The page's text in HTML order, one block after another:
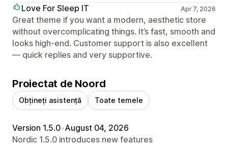
Love For Sleep IT
Apr 7, 2026
Great theme if you want a modern, aesthetic store
without overcomplicating things. It’s fast, smooth and
looks high-end. Customer support is also excellent
— quick replies and very supportive.
Proiectat de Noord
Obțineți asistență Toate temele
Version 1.5.0•August 04, 2026
Nordic 1.5.0 introduces new features